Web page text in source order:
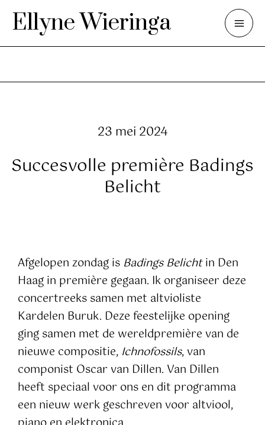
Ga
naar
de
Ellyne Wieringa
23 mei 2024
Succesvolle première Badings
Belicht
Afgelopen zondag is Badings Belichtin Den
Haag in première gegaan. Ik organiseer deze
concertreeks samen met altvioliste
Kardelen Buruk. Deze feestelijke opening
ging samen met de wereldpremière van de
nieuwe compositie, Ichnofossils, van
componist Oscar van Dillen. Van Dillen
heeft speciaal voor ons en dit programma
een nieuw werk geschreven voor altviool,